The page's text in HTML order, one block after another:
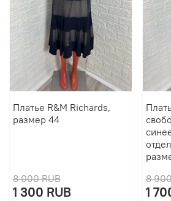
Платье R&M Richards,
размер 44
8 000 RUB
1 300 RUB
8
1